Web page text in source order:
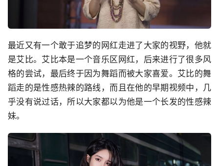
最近又有一个敢于追梦的网红走进了大家的视野，他就
是艾比。艾比本是一个音乐区网红，后来进行了很多风
格的尝试，最后终于因为舞蹈而被大家喜爱。艾比的舞
蹈走的是性感热辣的路线，而且在他的早期视频中，几
乎没有说过话，所以大家都以为他是一个长发的性感辣
妹。